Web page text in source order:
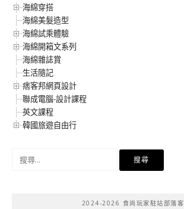
海綿穿搭
海綿美髮造型
海綿試乘體驗
海綿開箱文系列
海綿雜誌賞
生活隨記
痞客邦網頁設計
聯成電腦-設計課程
英文課程
韓國旅遊自由行
2024-2026 食尚玩家駐站部落客